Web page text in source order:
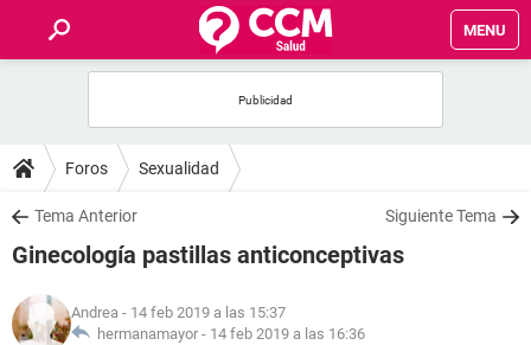
MENU
FOROS
SALUD
NUTRICIÓN
Foros Sexualidad
Tema Anterior Siguiente Tema
Ginecología pastillas anticonceptivas
Andrea - 14 feb 2019 a las 15:37
hermanamayor - 14 feb 2019 a las 16:36